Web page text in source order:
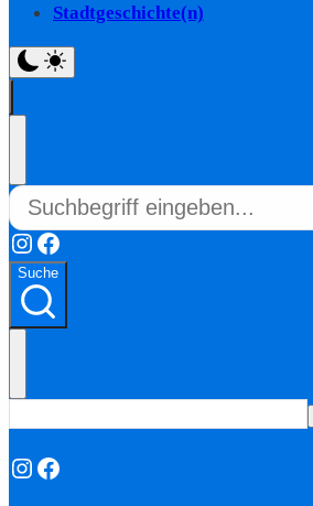
Stadtgeschichte(n)
Instagram
Facebook
Suche
Instagram
Facebook